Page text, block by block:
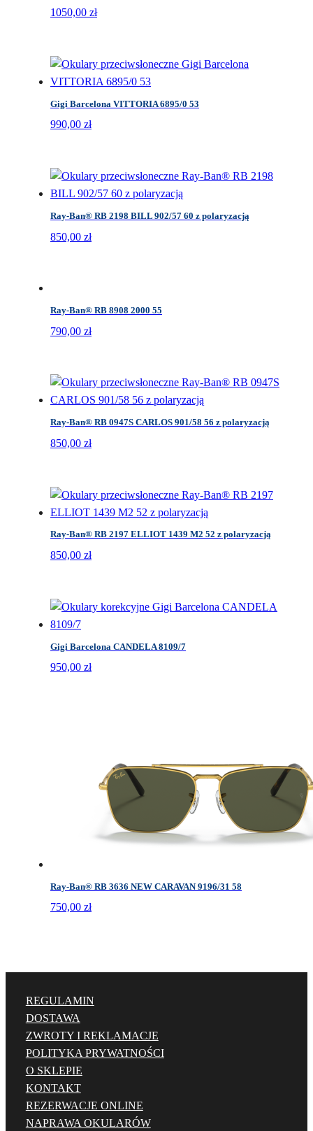
1050,00 zł
Gigi Barcelona VITTORIA 6895/0 53
990,00 zł
Ray-Ban® RB 2198 BILL 902/57 60 z polaryzacją
850,00 zł
Ray-Ban® RB 8908 2000 55
790,00 zł
Ray-Ban® RB 0947S CARLOS 901/58 56 z polaryzacją
850,00 zł
Ray-Ban® RB 2197 ELLIOT 1439 M2 52 z polaryzacją
850,00 zł
Gigi Barcelona CANDELA 8109/7
950,00 zł
Ray-Ban® RB 3636 NEW CARAVAN 9196/31 58
750,00 zł
REGULAMIN
DOSTAWA
ZWROTY I REKLAMACJE
POLITYKA PRYWATNOŚCI
O SKLEPIE
KONTAKT
REZERWACJE ONLINE
NAPRAWA OKULARÓW